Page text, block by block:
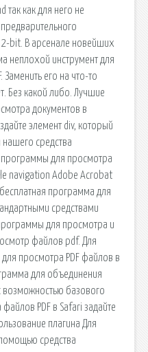
так как для него не
bit. В арсенале новейших
неплохой инструмент для
его на что-то
Без какой либо. Лучшие
документов в
элемент div, который
средства
для просмотра
navigation Adobe Acrobat
программа для
средствами
для просмотра и
файлов pdf. Для
просмотра PDF файлов в
для объединения
возможностью базового
PDF в Safari задайте
плагина Для
средства